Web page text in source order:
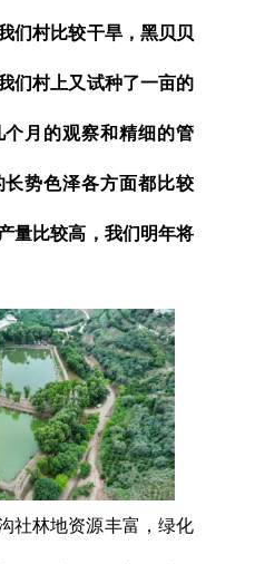
们村比较干旱，黑贝贝
们村上又试种了一亩的
月的观察和精细的管
势色泽各方面都比较
量比较高，我们明年将
社林地资源丰富，绿化